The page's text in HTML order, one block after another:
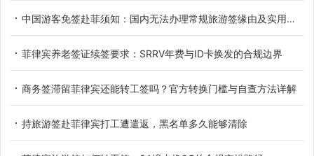
中国游客免签赴菲须知：国内无法办理常规旅游签缘由及实用替代方案
菲律宾养老签证续签要求：SRRV年费与ID卡换发的合规边界
商务签滞留菲律宾还能转工签吗？官方转换门槛与自查方法详解
持旅游签赴菲律宾打工遭遣返，黑名单多久能够清除